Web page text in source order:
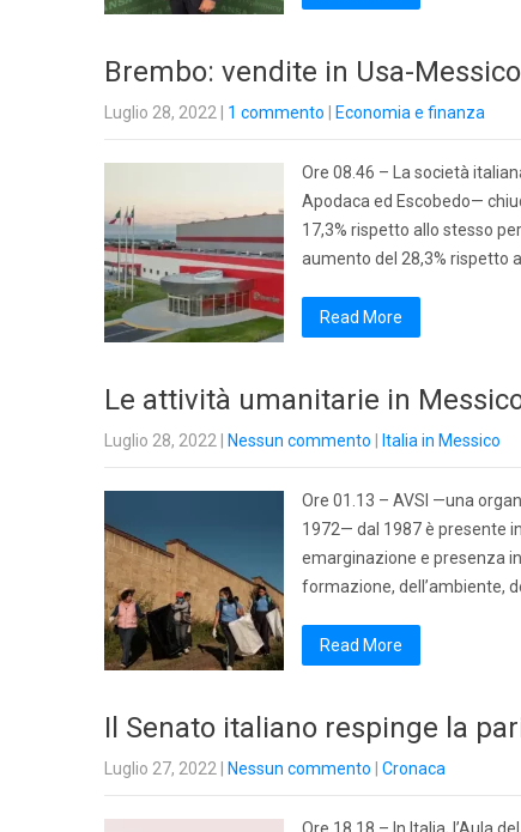
Brembo: vendite in Usa-
Luglio 28, 2022 1 commento Economia e finanza
Ore 08.46 – La società
Apodaca ed Escobedo—
17,3% rispetto allo stesso
aumento del 28,3% rispetto
Read More
Le attività umanitarie in
Luglio 28, 2022 Nessun commento Italia in Messico
Ore 01.13 – AVSI —una
1972— dal 1987 è presente
emarginazione e presenza
formazione, dell’ambiente,
Read More
Il Senato italiano respinge la
Luglio 27, 2022 Nessun commento Cronaca